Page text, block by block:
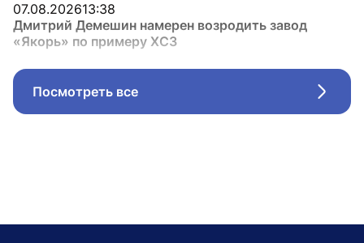
07.08.202613:38
Дмитрий Демешин намерен возродить завод
«Якорь» по примеру ХСЗ
Посмотреть все